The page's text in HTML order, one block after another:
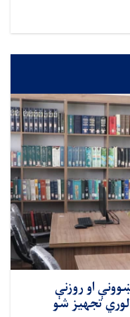
او روزنې
تجهیز شو